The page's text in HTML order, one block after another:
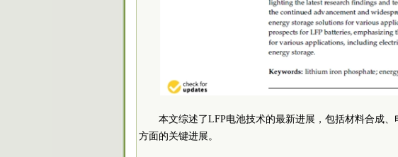
本文综述了LFP电池技术的最新进展，包括材料合成
方面的关键进展。